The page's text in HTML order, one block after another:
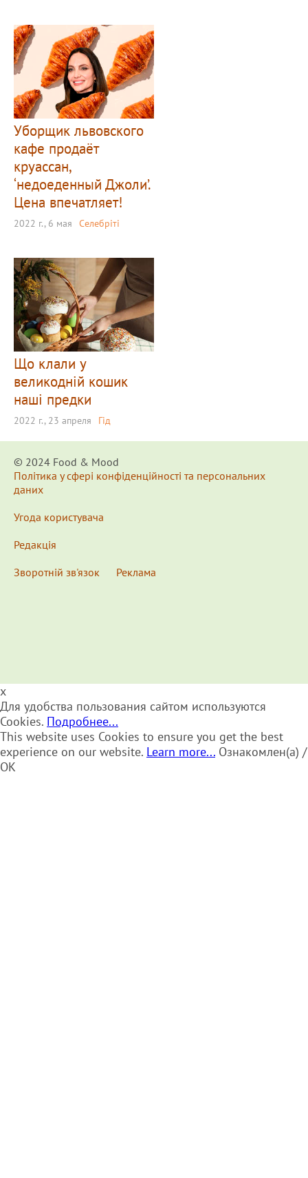
Уборщик львовского
кафе продаёт
круассан,
‘недоеденный Джоли’.
Цена впечатляет!
2022 г., 6 мая Селебріті
Що клали у
великодній кошик
наші предки
2022 г., 23 апреля Гід
© 2024 Food & Мood
Політика у сфері конфіденційності та персональних
даних
Угода користувача
Редакція
Зворотній зв'язок
Реклама
x
Для удобства пользования сайтом используются
Cookies. Подробнее...
This website uses Cookies to ensure you get the best
experience on our website. Learn more... Ознакомлен(а) /
OK